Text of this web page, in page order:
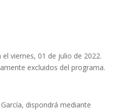
viernes, 01 de julio de 2022.
excluidos del programa.
dispondrá mediante